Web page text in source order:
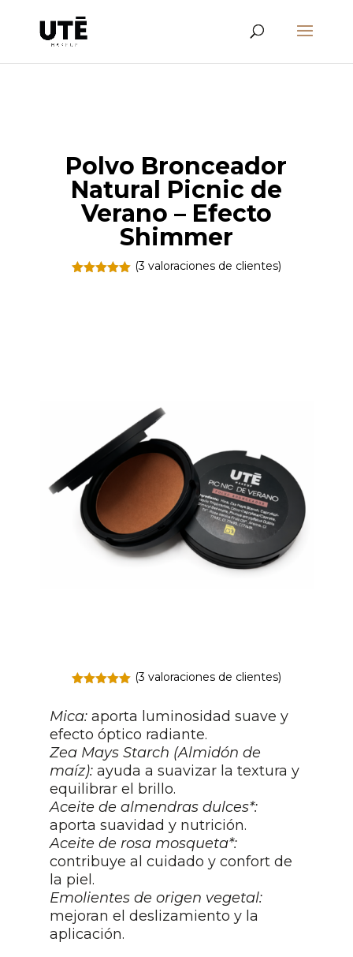
Polvo Bronceador
Natural Picnic de
Verano – Efecto
Shimmer
(3 valoraciones de clientes)
5 en base
a
valoracione
s de
clientes
(3 valoraciones de clientes)
Mica:aporta luminosidad suave y
efecto óptico radiante.
Zea Mays Starch (Almidón de
maíz):ayuda a suavizar la textura y
equilibrar el brillo.
Aceite de almendras dulces*:
aporta suavidad y nutrición.
Aceite de rosa mosqueta*:
contribuye al cuidado y confort de
la piel.
Emolientes de origen vegetal:
mejoran el deslizamiento y la
aplicación.